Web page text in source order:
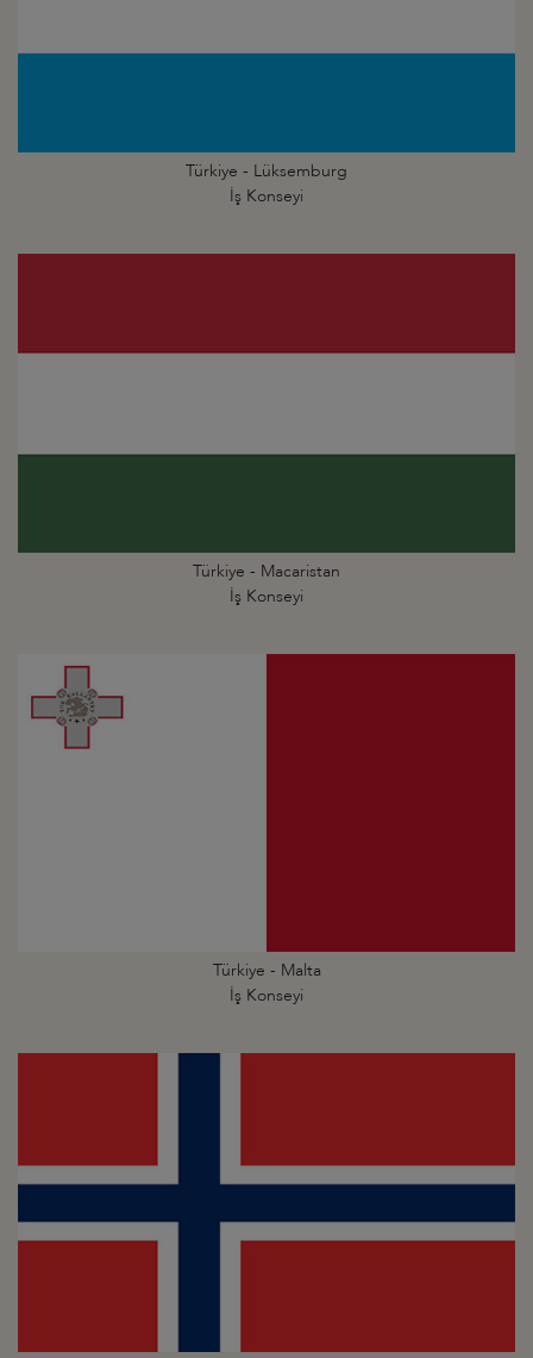
Türkiye - Lüksemburg
İş Konseyi
Türkiye - Macaristan
İş Konseyi
Türkiye - Malta
İş Konseyi